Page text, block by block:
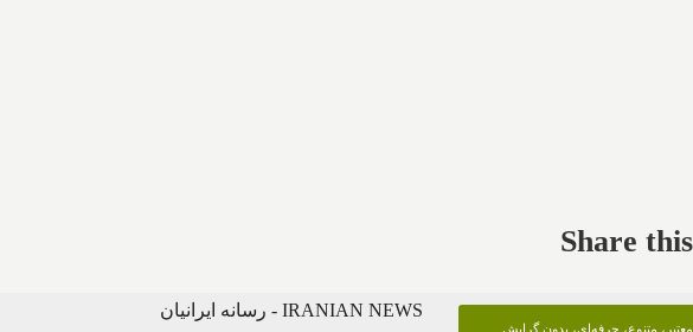
IRANIAN NEWS - رسانه ایرانیان
معتبر، متنوع، حرفه‌ای، بدون گرایش